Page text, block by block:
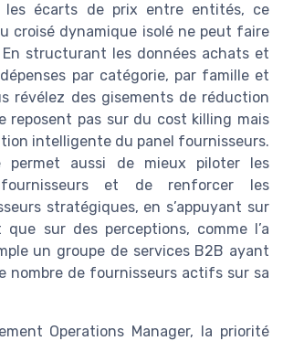
les écarts de prix entre entités, ce
croisé dynamique isolé ne peut faire
structurant les données achats et
par catégorie, par famille et
révélez des gisements de réduction
reposent pas sur du cost killing mais
intelligente du panel fournisseurs.
permet aussi de mieux piloter les
fournisseurs et de renforcer les
stratégiques, en s’appuyant sur
sur des perceptions, comme l’a
un groupe de services B2B ayant
nombre de fournisseurs actifs sur sa
Operations Manager, la priorité